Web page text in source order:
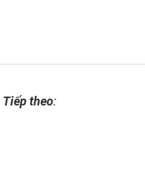
Tiếp theo: